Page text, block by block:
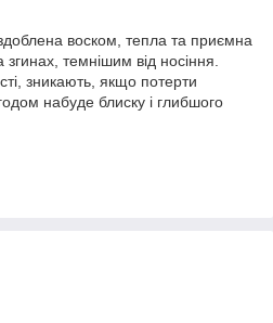
воском, тепла та приємна
темнішим від носіння.
зникають, якщо потерти
набуде блиску і глибшого